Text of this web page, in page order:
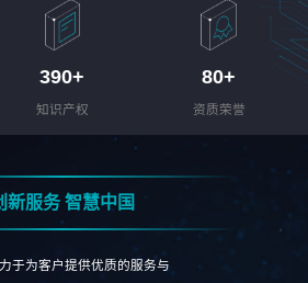
390+
知识产权
80+
资质荣誉
新服务 智慧中国
于为客户提供优质的服务与